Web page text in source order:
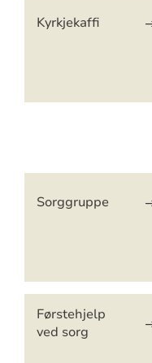
Kyrkjekaffi
Sorggruppe
Førstehjelp
ved sorg